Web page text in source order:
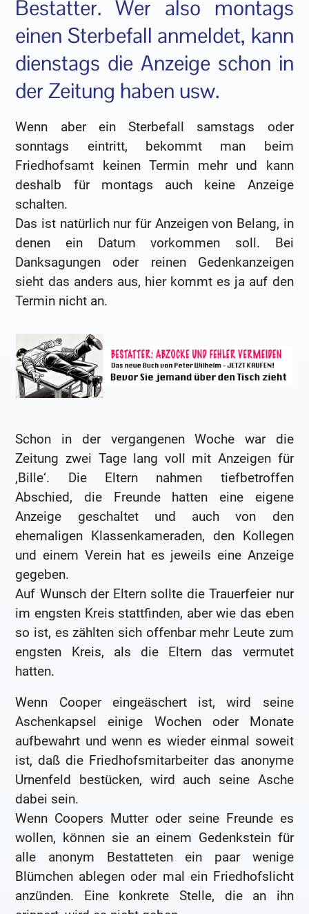
Bestatter. Wer also montags
einen Sterbefall anmeldet, kann
dienstags die Anzeige schon in
der Zeitung haben usw.
Wenn aber ein Sterbefall samstags oder
sonntags eintritt, bekommt man beim
Friedhofsamt keinen Termin mehr und kann
deshalb für montags auch keine Anzeige
schalten.
Das ist natürlich nur für Anzeigen von Belang, in
denen ein Datum vorkommen soll. Bei
Danksagungen oder reinen Gedenkanzeigen
sieht das anders aus, hier kommt es ja auf den
Termin nicht an.
Schon in der vergangenen Woche war die
Zeitung zwei Tage lang voll mit Anzeigen für
‚Bille‘. Die Eltern nahmen tiefbetroffen
Abschied, die Freunde hatten eine eigene
Anzeige geschaltet und auch von den
ehemaligen Klassenkameraden, den Kollegen
und einem Verein hat es jeweils eine Anzeige
gegeben.
Auf Wunsch der Eltern sollte die Trauerfeier nur
im engsten Kreis stattfinden, aber wie das eben
so ist, es zählten sich offenbar mehr Leute zum
engsten Kreis, als die Eltern das vermutet
hatten.
Wenn Cooper eingeäschert ist, wird seine
Aschenkapsel einige Wochen oder Monate
aufbewahrt und wenn es wieder einmal soweit
ist, daß die Friedhofsmitarbeiter das anonyme
Urnenfeld bestücken, wird auch seine Asche
dabei sein.
Wenn Coopers Mutter oder seine Freunde es
wollen, können sie an einem Gedenkstein für
alle anonym Bestatteten ein paar wenige
Blümchen ablegen oder mal ein Friedhofslicht
anzünden. Eine konkrete Stelle, die an ihn